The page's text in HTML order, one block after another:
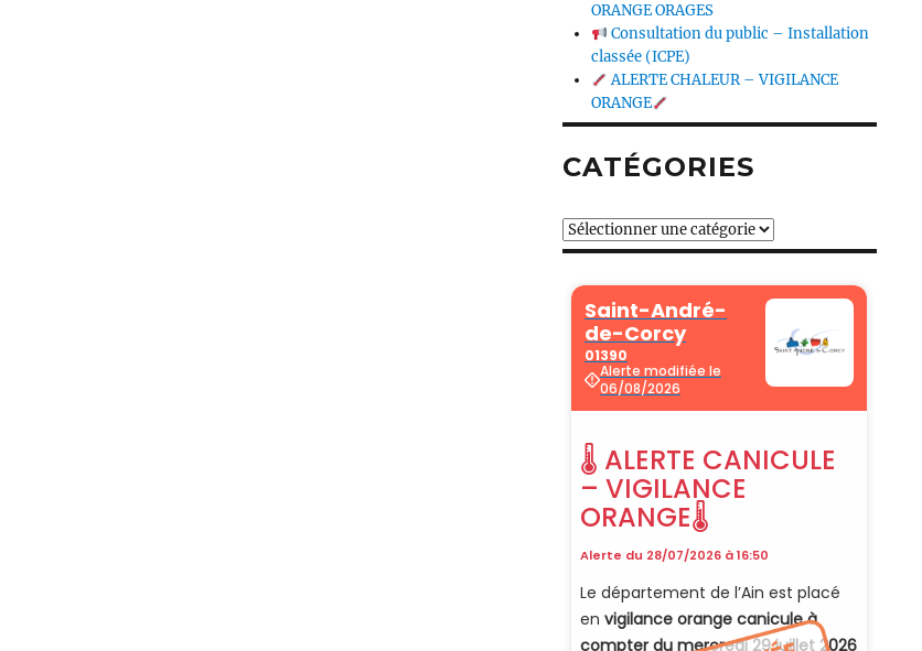
ORANGE ORAGES
Consultation du public – Installation
classée (ICPE)
ALERTE CHALEUR – VIGILANCE
ORANGE
CATÉGORIES
Catégories